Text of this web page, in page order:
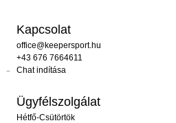
Kapcsolat
office@keepersport.hu
+43 676 7664611
Chat indítása
Ügyfélszolgálat
Hétfő-Csütörtök